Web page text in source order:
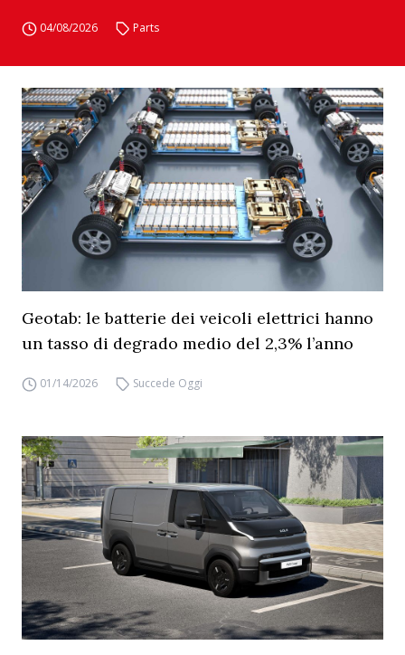
04/08/2026 Parts
Geotab: le batterie dei veicoli elettrici hanno
un tasso di degrado medio del 2,3% l’anno
01/14/2026 Succede Oggi